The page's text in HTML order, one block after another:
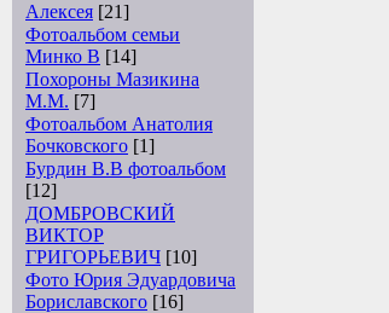
Алексея [21]
Фотоальбом семьи
Минко В [14]
Похороны Мазикина
М.М. [7]
Фотоальбом Анатолия
Бочковского [1]
Бурдин В.В фотоальбом
[12]
ДОМБРОВСКИЙ
ВИКТОР
ГРИГОРЬЕВИЧ [10]
Фото Юрия Эдуардовича
Бориславского [16]